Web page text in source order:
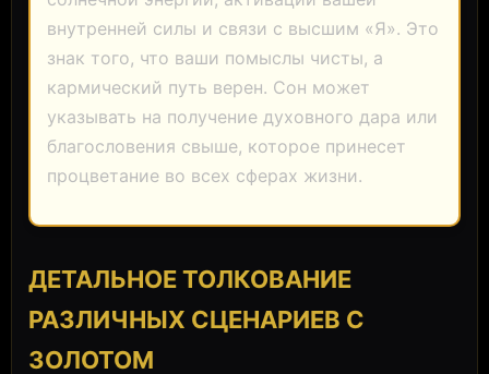
внутренней силы и связи с высшим «Я». Это
знак того, что ваши помыслы чисты, а
кармический путь верен. Сон может
указывать на получение духовного дара или
благословения свыше, которое принесет
процветание во всех сферах жизни.
ДЕТАЛЬНОЕ ТОЛКОВАНИЕ
РАЗЛИЧНЫХ СЦЕНАРИЕВ С
ЗОЛОТОМ